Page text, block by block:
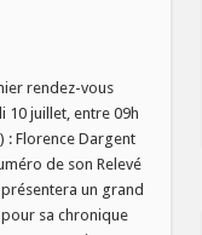
rendez-vous
10 juillet, entre 09h
: Florence Dargent
de son Relevé
un grand
sa chronique